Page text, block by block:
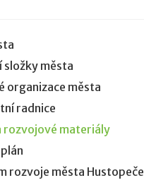
složky města
organizace města
radnice
rozvojové materiály
rozvoje města Hustopeče